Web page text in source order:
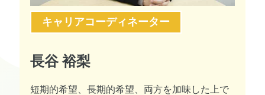
キャリアコーディネーター
長谷 裕梨
短期的希望、長期的希望、両方を加味した上で